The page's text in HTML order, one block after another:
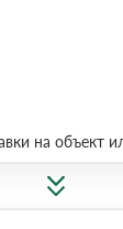
на объект